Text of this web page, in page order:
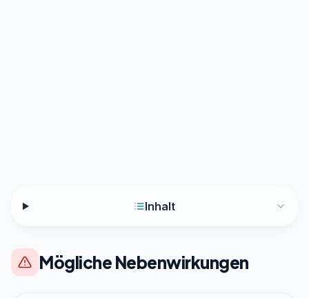
Inhalt
Mögliche Nebenwirkungen